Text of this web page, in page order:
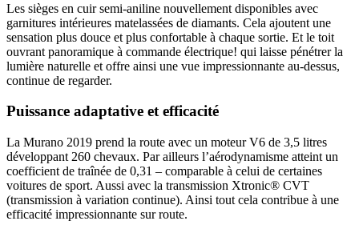
Les sièges en cuir semi-aniline nouvellement disponibles avec
garnitures intérieures matelassées de diamants. Cela ajoutent une
sensation plus douce et plus confortable à chaque sortie. Et le toit
ouvrant panoramique à commande électrique! qui laisse pénétrer la
lumière naturelle et offre ainsi une vue impressionnante au-dessus,
continue de regarder.
Puissance adaptative et efficacité
La Murano 2019 prend la route avec un moteur V6 de 3,5 litres
développant 260 chevaux. Par ailleurs l’aérodynamisme atteint un
coefficient de traînée de 0,31 – comparable à celui de certaines
voitures de sport. Aussi avec la transmission Xtronic® CVT
(transmission à variation continue). Ainsi tout cela contribue à une
efficacité impressionnante sur route.